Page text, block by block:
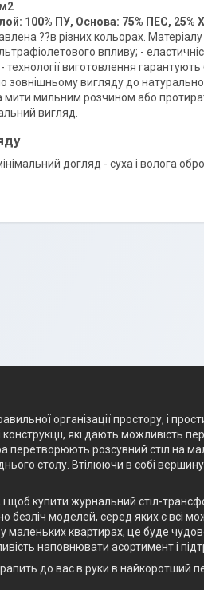
100% ПУ, Основа: 75% ПЕС, 25%
??в різних кольорах. Матеріалу
впливу; -
виготовлення
зовнішньому вигляду до
мити мильним розчином або
вигляд.
догляд - суха і волога
організації простору, і
які дають можливість
перетворюють розсувний стіл на
столу. Втілюючи в собі
щоб купити журнальний стіл-
моделей, серед яких є всі
квартирах, це буде
наповнювати асортимент і
до вас в руки в найкоротший